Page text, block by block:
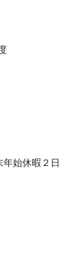
始休暇２日